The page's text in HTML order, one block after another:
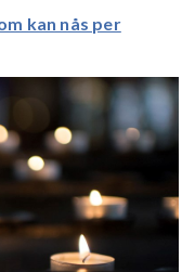
kan nås per